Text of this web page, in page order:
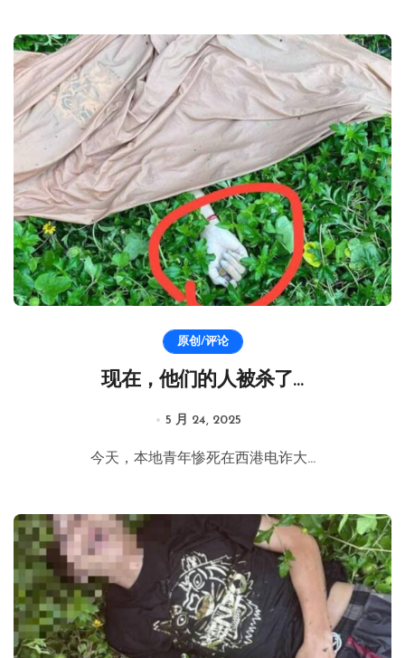
原创/评论
现在，他们的人被杀了…
5 月 24, 2025
今天，本地青年惨死在西港电诈大...